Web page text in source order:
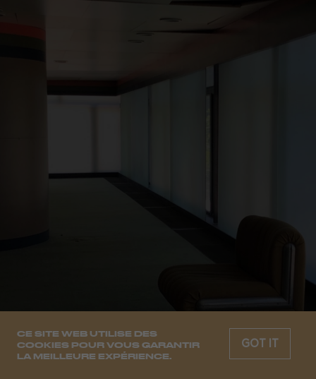
CE SITE WEB UTILISE DES
COOKIES POUR VOUS GARANTIR
LA MEILLEURE EXPÉRIENCE.
GOT IT